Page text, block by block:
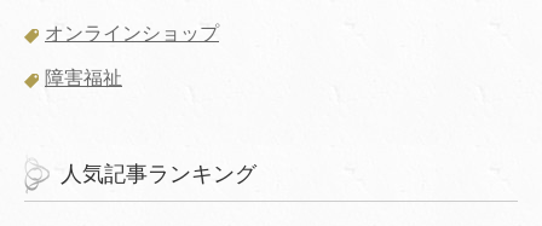
オンラインショップ
障害福祉
人気記事ランキング